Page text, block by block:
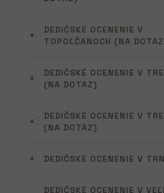
DEDIČSKÉ OCENENIE V
TOPOĽČANOCH (NA
DEDIČSKÉ OCENENIE V
(NA DOTAZ)
DEDIČSKÉ OCENENIE V
(NA DOTAZ)
DEDIČSKÉ OCENENIE V
DEDIČSKÉ OCENENIE V